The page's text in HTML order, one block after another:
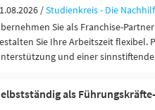
/Studienkreis - Die
Sie als Franchise-
Sie Ihre Arbeitszeit flexibel.
und einer
als